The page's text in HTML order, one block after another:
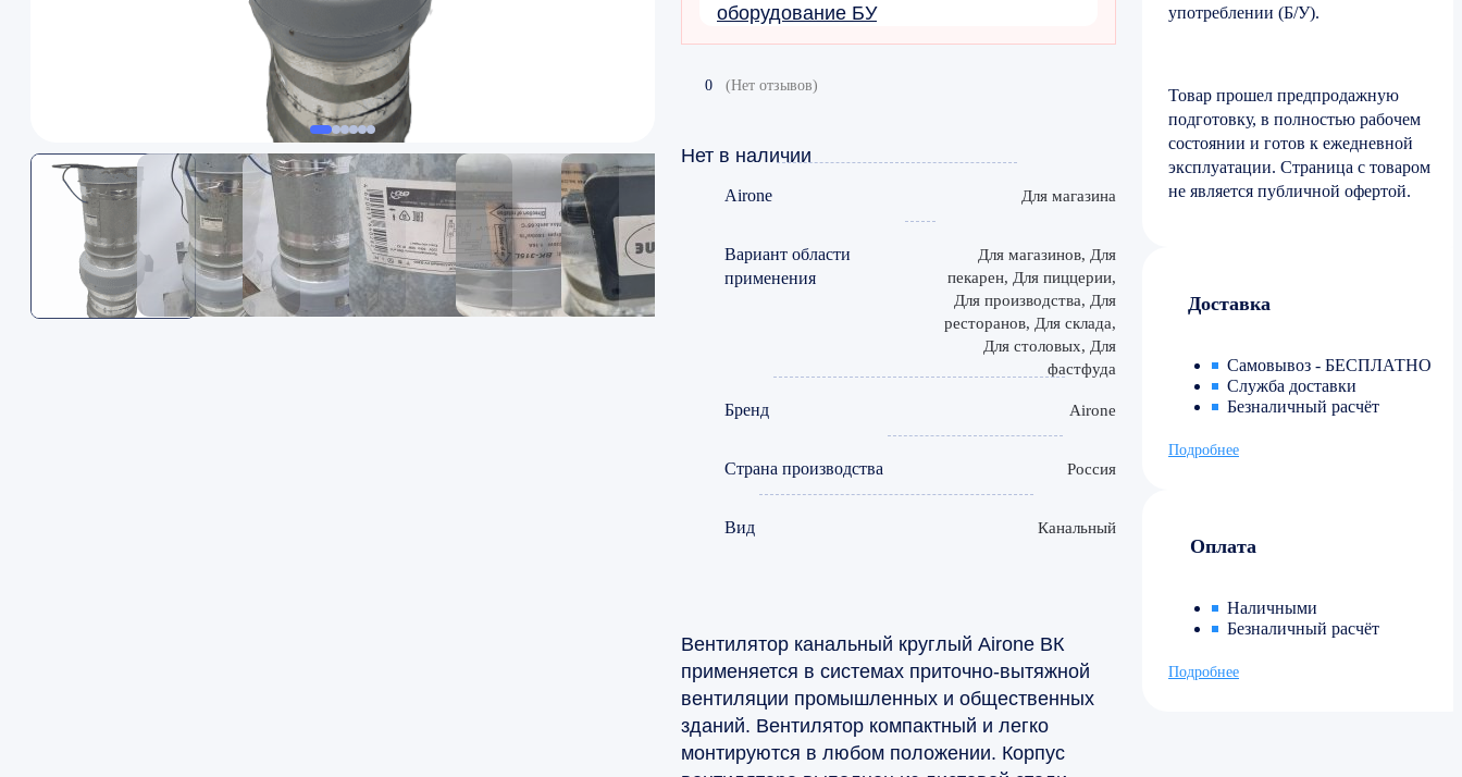
оборудование БУ
0 (Нет отзывов)
Нет в наличии
Airone Для магазина
Вариант области
применения
Для магазинов, Для
пекарен, Для пиццерии,
Для производства, Для
ресторанов, Для склада,
Для столовых, Для
фастфуда
Бренд Airone
Страна производства Россия
Вид Канальный
Вентилятор канальный круглый Airone ВК
применяется в системах приточно-вытяжной
вентиляции промышленных и общественных
зданий. Вентилятор компактный и легко
монтируются в любом положении. Корпус
употреблении (Б/У).
Товар прошел предпродажную
подготовку, в полностью рабочем
состоянии и готов к ежедневной
эксплуатации. Страница с товаром
не является публичной офертой.
Доставка
Самовывоз - БЕСПЛАТНО
Служба доставки
Безналичный расчёт
Подробнее
Оплата
Наличными
Безналичный расчёт
Подробнее